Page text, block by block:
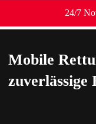
24/7
Mobile
zuverlässige